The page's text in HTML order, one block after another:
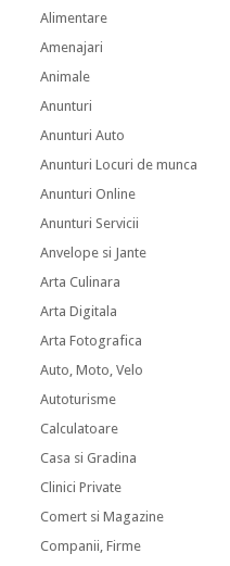
Alimentare
Amenajari
Animale
Anunturi
Anunturi Auto
Anunturi Locuri de munca
Anunturi Online
Anunturi Servicii
Anvelope si Jante
Arta Culinara
Arta Digitala
Arta Fotografica
Auto, Moto, Velo
Autoturisme
Calculatoare
Casa si Gradina
Clinici Private
Comert si Magazine
Companii, Firme